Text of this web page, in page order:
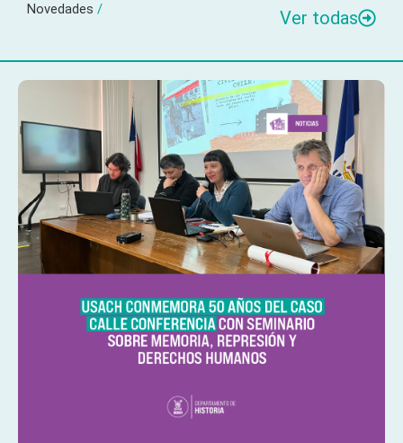
Novedades / Ver todas